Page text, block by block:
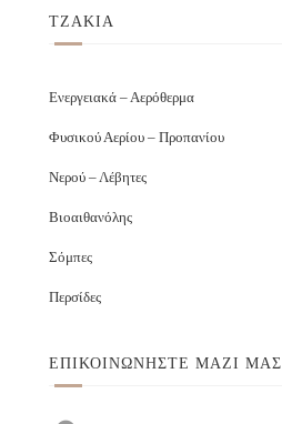
ΤΖΑΚΙΑ
Ενεργειακά – Αερόθερμα
Φυσικού Αερίου – Προπανίου
Νερού – Λέβητες
Βιοαιθανόλης
Σόμπες
Περσίδες
ΕΠΙΚΟΙΝΩΝΉΣΤΕ ΜΑΖΊ ΜΑΣ